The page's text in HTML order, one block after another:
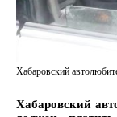
Хабаровский
Хабаровский